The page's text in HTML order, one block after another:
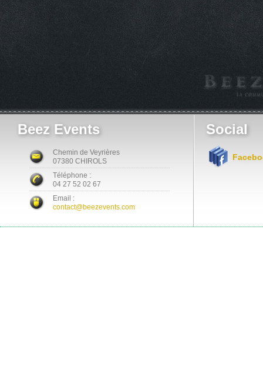
Beez Events
Chemin de Veyrières
07380 CHIROLS
Téléphone :
04 27 52 02 67
Email :
contact@beezevents.com
Social